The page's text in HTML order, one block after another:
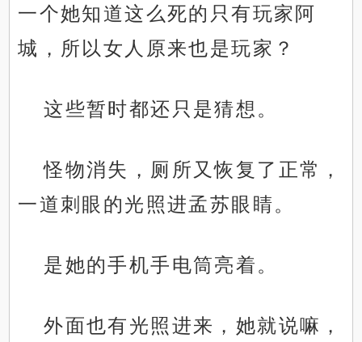
一个她知道这么死的只有玩家阿
城，所以女人原来也是玩家？
这些暂时都还只是猜想。
怪物消失，厕所又恢复了正常，
一道刺眼的光照进孟苏眼睛。
是她的手机手电筒亮着。
外面也有光照进来，她就说嘛，